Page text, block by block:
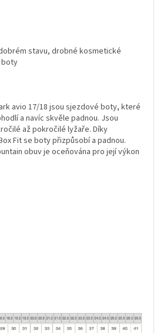
stavu, drobné kosmetické
boty
avio 17/18 jsou sjezdové boty, které
a navíc skvěle padnou. Jsou
až pokročilé lyžaře. Díky
Fit se boty přizpůsobí a padnou.
obuv je oceňována pro její výkon